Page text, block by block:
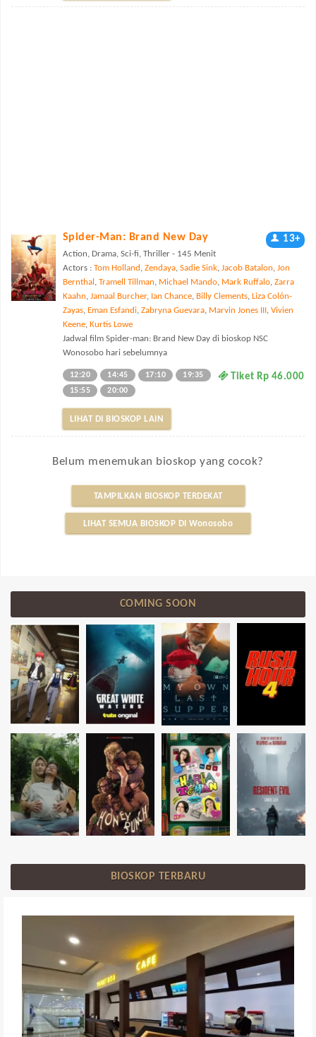
Spider-Man: Brand New Day 13+
Action, Drama, Sci-fi, Thriller - 145 Menit
Actors : Tom Holland , Zendaya, Sadie Sink, Jacob Batalon, Jon
Bernthal , Tramell Tillman, Michael Mando, Mark Ruffalo, Zarra
Kaahn, Jamaal Burcher, Ian Chance, Billy Clements, Liza Colón-
Zayas, Eman Esfandi, Zabryna Guevara, Marvin Jones III, Vivien
Keene, Kurtis Lowe
Jadwal film Spider-man: Brand New Day di bioskop NSC
Wonosobo hari sebelumnya
Tiket Rp 46.000
12:20 14:45 17:10
19:35
15:55
20:00
LIHAT DI BIOSKOP LAIN
Belum menemukan bioskop yang cocok?
TAMPILKAN BIOSKOP TERDEKAT
LIHAT SEMUA BIOSKOP DI Wonosobo
COMING SOON
BIOSKOP TERBARU